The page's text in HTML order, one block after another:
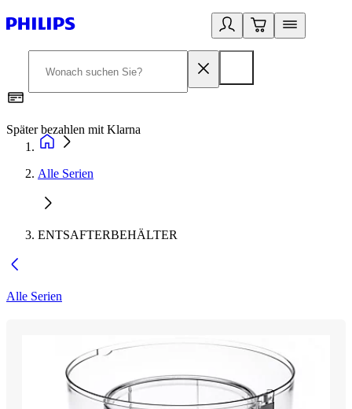
Später bezahlen mit Klarna
Alle Serien
ENTSAFTERBEHÄLTER
Alle Serien